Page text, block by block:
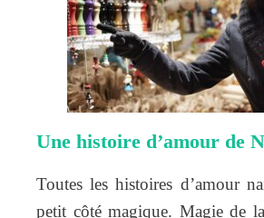
Une histoire d’amour de
Toutes les histoires d’amour
petit côté magique. Magie de